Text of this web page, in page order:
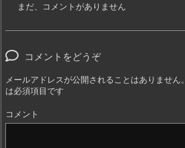
まだ、コメントがありません
コメントをどうぞ
メールアドレスが公開されることはありません。
は必須項目です
コメント